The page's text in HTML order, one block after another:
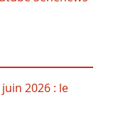
2026 : le